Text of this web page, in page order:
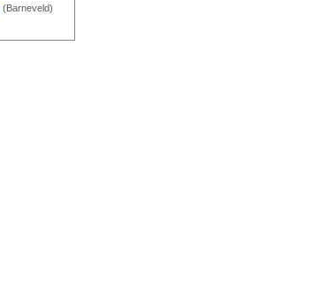
(Barneveld)